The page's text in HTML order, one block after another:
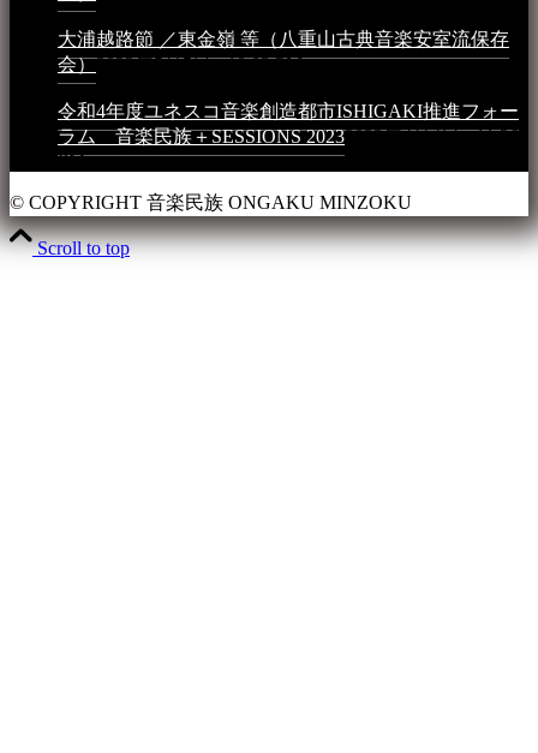
大浦越路節 ／東金嶺 等（八重山古典音楽安室流保存
会）2023年5月5日 - 10:03 PM
令和4年度ユネスコ音楽創造都市ISHIGAKI推進フォー
ラム 音楽民族＋SESSIONS 20232023年4月4日 - 11:36
PM
© COPYRIGHT 音楽民族 ONGAKU MINZOKU
Scroll to top